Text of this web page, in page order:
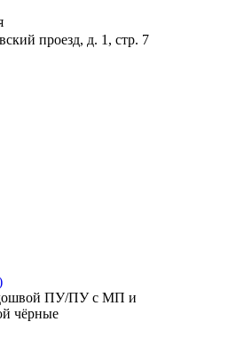
проезд, д. 1, стр. 7
ПУ/ПУ с МП и
чёрные